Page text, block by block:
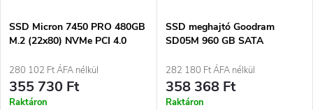
SSD Micron 7450 PRO 480GB
M.2 (22x80) NVMe PCI 4.0
1BC1ZABYYR (DWPD 1)
280 102 Ft ÁFA nélkül
355 730 Ft
Raktáron
SSD meghajtó Goodram
SD05M 960 GB SATA
960NS10B (DWPD 1)
282 180 Ft ÁFA nélkül
358 368 Ft
Raktáron